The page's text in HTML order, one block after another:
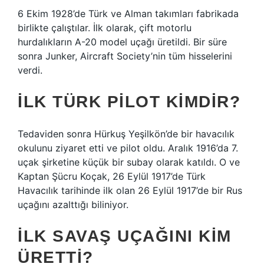
6 Ekim 1928’de Türk ve Alman takımları fabrikada
birlikte çalıştılar. İlk olarak, çift motorlu
hurdalıkların A-20 model uçağı üretildi. Bir süre
sonra Junker, Aircraft Society’nin tüm hisselerini
verdi.
İLK TÜRK PILOT KIMDIR?
Tedaviden sonra Hürkuş Yeşilkön’de bir havacılık
okulunu ziyaret etti ve pilot oldu. Aralık 1916’da 7.
uçak şirketine küçük bir subay olarak katıldı. O ve
Kaptan Şücru Koçak, 26 Eylül 1917’de Türk
Havacılık tarihinde ilk olan 26 Eylül 1917’de bir Rus
uçağını azalttığı biliniyor.
İLK SAVAŞ UÇAĞINI KIM
ÜRETTI?